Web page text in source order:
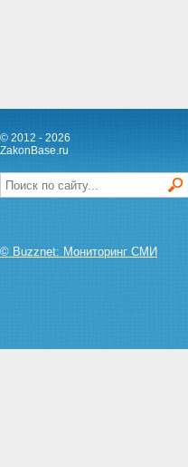
© 2012 - 2026
ZakonBase.ru
© Buzznet: Мониторинг СМИ